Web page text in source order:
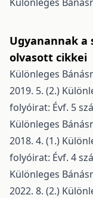
Ugyanannak a
olvasott cikkei
Különleges
2019. 5. (2.)
folyóirat: Évf. 5
Különleges
2018. 4. (1.)
folyóirat: Évf. 4
Különleges
2022. 8. (2.)